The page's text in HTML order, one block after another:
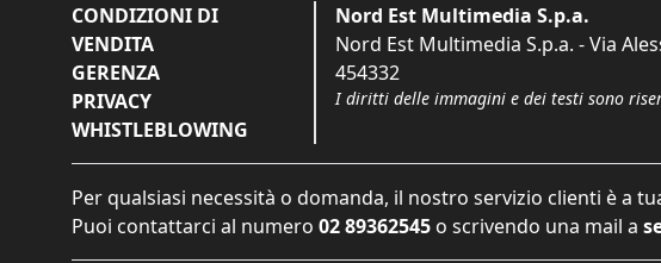
CONDIZIONI DI
VENDITA
GERENZA
PRIVACY
WHISTLEBLOWING
Nord Est Multimedia S.p.a.
Nord Est Multimedia S.p.a. - Via
454332
I diritti delle immagini e dei testi sono
Per qualsiasi necessità o domanda, il nostro servizio clienti è a
Puoi contattarci al numero 02 89362545 o scrivendo una mail a